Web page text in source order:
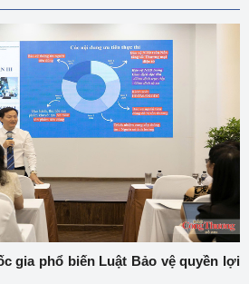
gia phổ biến Luật Bảo vệ quyền lợi